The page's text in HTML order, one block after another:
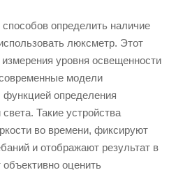
определить наличие
люксметр. Этот
уровня освещенности
модели
определения
Такие устройства
во времени, фиксируют
и отображают результат в
оценить